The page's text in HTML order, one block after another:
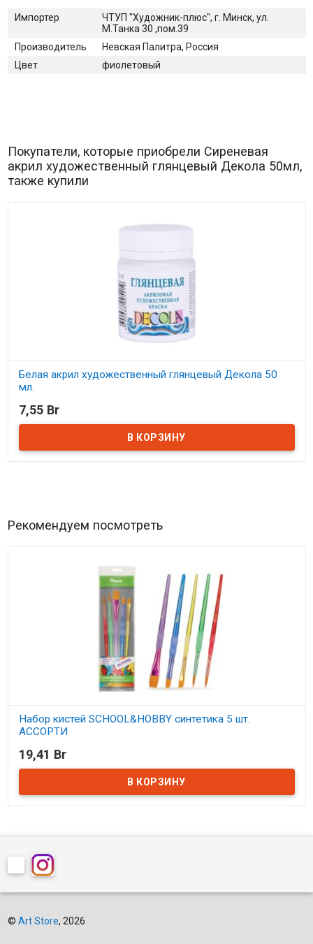
Импортер
ЧТУП "Художник-плюс", г. Минск, ул.
М.Танка 30 ,пом.39
Производитель
Невская Палитра, Россия
Цвет
фиолетовый
Покупатели, которые приобрели Сиреневая
акрил художественный глянцевый Декола 50мл,
также купили
Белая акрил художественный глянцевый Декола 50
мл.
В наличии
7,55 Br
Рекомендуем посмотреть
Набор кистей SCHOOL&HOBBY синтетика 5 шт.
АССОРТИ
В наличии
19,41 Br
© Art Store, 2026